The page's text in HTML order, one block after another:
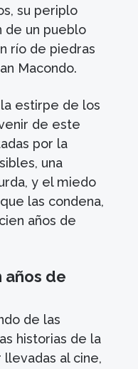
su periplo
de un pueblo
río de piedras
Macondo.
estirpe de los
de este
por la
una
y el miedo
las condena,
años de
años de
de las
historias de la
al cine,